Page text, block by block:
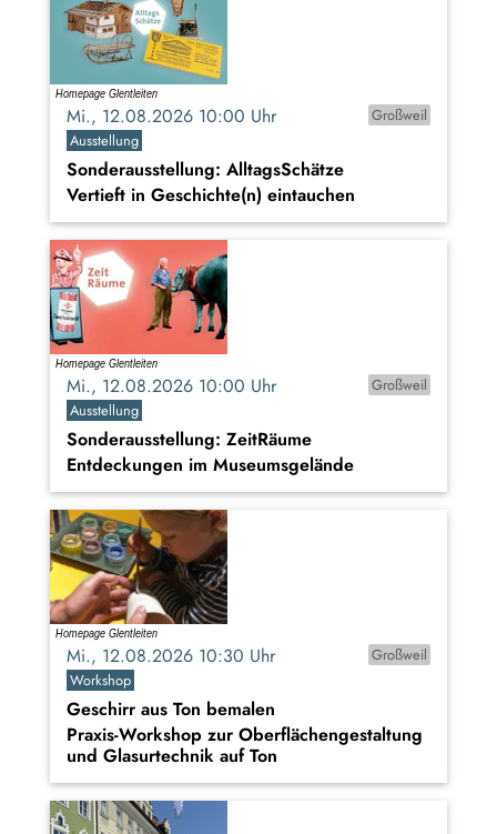
Mi., 12.08.2026 10:00 Uhr
Großweil
Ausstellung
Sonderausstellung: AlltagsSchätze
Vertieft in Geschichte(n) eintauchen
Mi., 12.08.2026 10:00 Uhr
Großweil
Ausstellung
Sonderausstellung: ZeitRäume
Entdeckungen im Museumsgelände
Mi., 12.08.2026 10:30 Uhr
Großweil
Workshop
Geschirr aus Ton bemalen
Praxis-Workshop zur Oberflächengestaltung
und Glasurtechnik auf Ton